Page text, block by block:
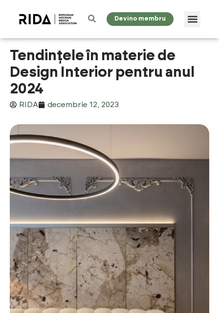
Devino membru
Tendințele în materie de
Design Interior pentru anul
2024
RIDA decembrie 12, 2023